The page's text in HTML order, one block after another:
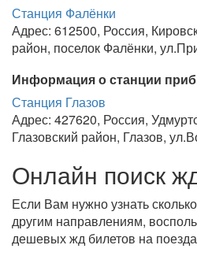
Станция Фалёнки
Адрес: 612500, Россия,
район, поселок Фалёнки,
Информация о станции
Станция Глазов
Адрес: 427620, Россия,
Глазовский район, Глазов,
Онлайн поиск
Если Вам нужно узнать
другим направлениям,
дешевых жд билетов на поезда